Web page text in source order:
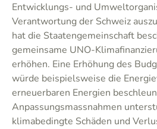
Entwicklungs- und
Verantwortung der Schweiz
hat die Staatengemeinschaft
gemeinsame UNO-
erhöhen. Eine Erhöhung des
würde beispielsweise die
erneuerbaren Energien
Anpassungsmassnahmen
klimabedingte Schäden und